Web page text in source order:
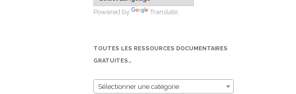
Powered by Translate
TOUTES LES RESSOURCES DOCUMENTAIRES
GRATUITES…
Sélectionner une catégorie